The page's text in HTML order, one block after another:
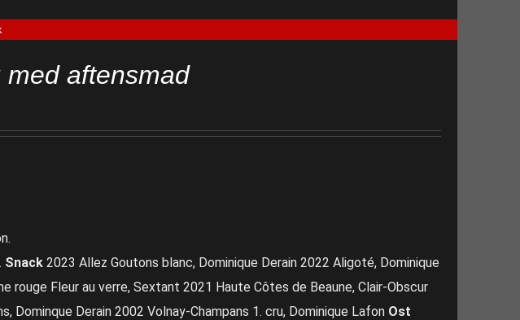
aftensmad
Snack2023 Allez Goutons blanc, Dominique Derain 2022 Aligoté, Dominique
rouge Fleur au verre, Sextant 2021 Haute Côtes de Beaune, Clair-Obscur
Dominque Derain 2002 Volnay-Champans 1. cru, Dominique Lafon Ost